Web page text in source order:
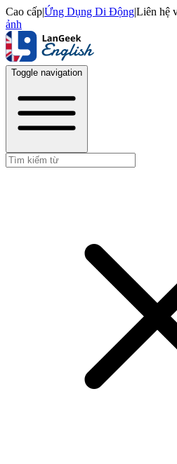
Cao cấp|Ứng Dụng Di Động|Liên hệ
ảnh
Toggle navigation